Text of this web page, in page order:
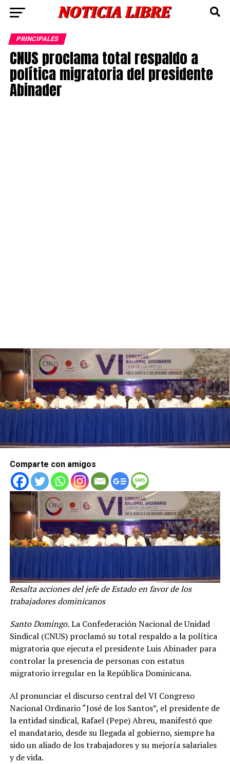
PRINCIPALES
CNUS proclama total respaldo a
política migratoria del presidente
Abinader
Comparte con amigos
Resalta acciones del jefe de Estado en favor de los
trabajadores dominicanos
Santo Domingo.La Confederación Nacional de Unidad
Sindical (CNUS) proclamó su total respaldo a la política
migratoria que ejecuta el presidente Luis Abinader para
controlar la presencia de personas con estatus
migratorio irregular en la República Dominicana.
Al pronunciar el discurso central del VI Congreso
Nacional Ordinario “José de los Santos”, el presidente de
la entidad sindical, Rafael (Pepe) Abreu, manifestó que
el mandatario, desde su llegada al gobierno, siempre ha
sido un aliado de los trabajadores y su mejoría salariales
y de vida.